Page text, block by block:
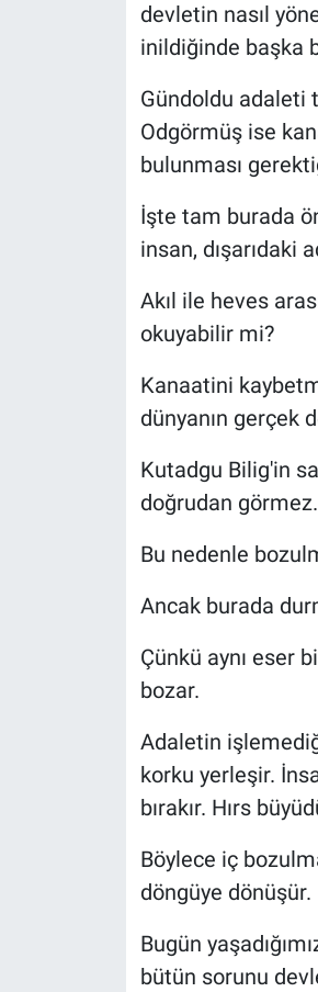
devletin nasıl
inildiğinde başka
Gündoldu adaleti
Odgörmüş ise
bulunması
İşte tam burada
insan, dışarıdaki
Akıl ile heves
okuyabilir mi?
Kanaatini
dünyanın gerçek
Kutadgu Bilig'in
doğrudan
Bu nedenle
Ancak burada
Çünkü aynı eser
bozar.
Adaletin
korku yerleşir.
bırakır. Hırs
Böylece iç
döngüye dönüşür.
Bugün
bütün sorunu